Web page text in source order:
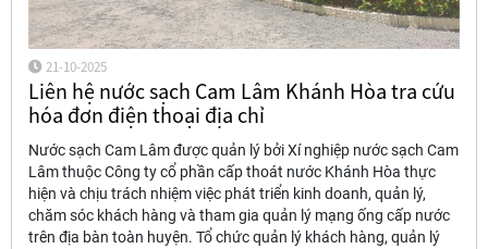
21-10-2025
Liên hệ nước sạch Cam Lâm Khánh Hòa tra cứu
hóa đơn điện thoại địa chỉ
Nước sạch Cam Lâm được quản lý bởi Xí nghiệp nước sạch Cam
Lâm thuộc Công ty cổ phần cấp thoát nước Khánh Hòa thực
hiện và chịu trách nhiệm việc phát triển kinh doanh, quản lý,
chăm sóc khách hàng và tham gia quản lý mạng ống cấp nước
trên địa bàn toàn huyện. Tổ chức quản lý khách hàng, quản lý